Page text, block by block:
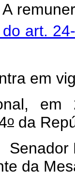
art.
em
o da
Senador
da